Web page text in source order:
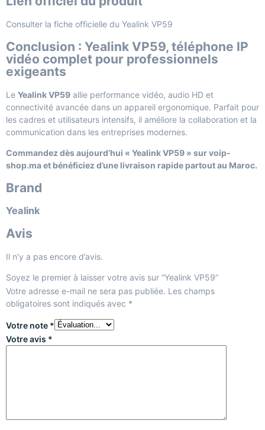
Consulter la fiche officielle du Yealink VP59
Conclusion : Yealink VP59, téléphone IP
vidéo complet pour professionnels
exigeants
Le Yealink VP59 allie performance vidéo, audio HD et
connectivité avancée dans un appareil ergonomique. Parfait pour
les cadres et utilisateurs intensifs, il améliore la collaboration et la
communication dans les entreprises modernes.
Commandez dès aujourd’hui « Yealink VP59 » sur voip-
shop.ma et bénéficiez d’une livraison rapide partout au Maroc.
Brand
Yealink
Avis
Il n’y a pas encore d’avis.
Soyez le premier à laisser votre avis sur “Yealink VP59”
Votre adresse e-mail ne sera pas publiée. Les champs
obligatoires sont indiqués avec *
Votre note *
Votre avis *